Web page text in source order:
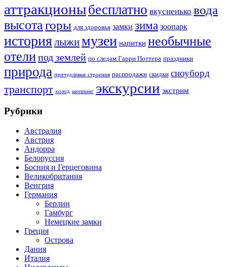
аттракционыбесплатно вкусненько вода
высота горы для здоровья замки зима зоопарк
историялыжимузеи напитки необычные
отелипод землей по следам Гарри Поттера праздники
природа причудливые строения распродажи скидки сноуборд
транспорт холод шоппинг экскурсии экстрим
Рубрики
Австралия
Австрия
Андорра
Белоруссия
Босния и Герцеговина
Великобритания
Венгрия
Германия
Берлин
Гамбург
Немецкие замки
Греция
Острова
Дания
Италия